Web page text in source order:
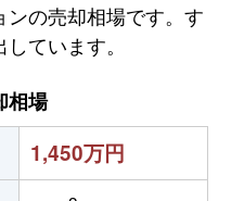
の売却相場です。す
ています。
相場
1,450万円